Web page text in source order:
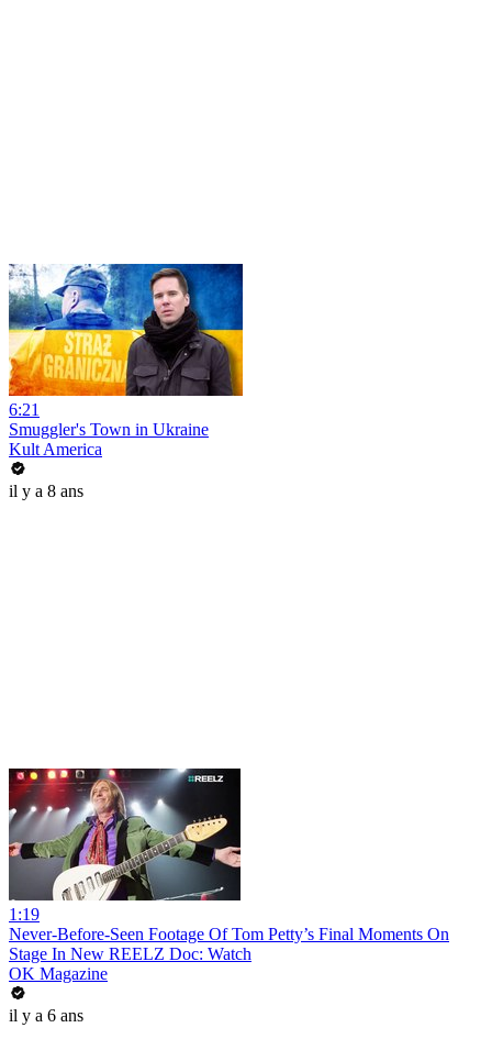
6:21
Smuggler's Town in Ukraine
Kult America
il y a 8 ans
1:19
Never-Before-Seen Footage Of Tom Petty’s Final Moments On
Stage In New REELZ Doc: Watch
OK Magazine
il y a 6 ans